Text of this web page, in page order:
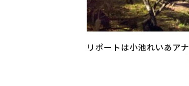
リポートは小池れいあアナ